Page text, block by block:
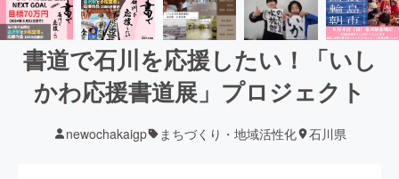
書道で石川を応援したい！「いし
かわ応援書道展」プロジェクト
newochakaigp まちづくり・地域活性化 石川県